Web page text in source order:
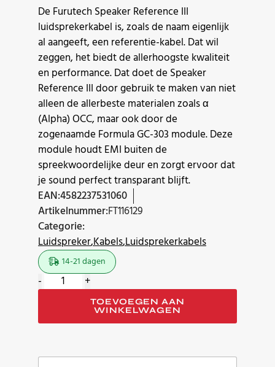
De Furutech Speaker Reference III
luidsprekerkabel is, zoals de naam eigenlijk
al aangeeft, een referentie-kabel. Dat wil
zeggen, het biedt de allerhoogste kwaliteit
en performance. Dat doet de Speaker
Reference III door gebruik te maken van niet
alleen de allerbeste materialen zoals α
(Alpha) OCC, maar ook door de
zogenaamde Formula GC-303 module. Deze
module houdt EMI buiten de
spreekwoordelijke deur en zorgt ervoor dat
je sound perfect transparant blijft.
EAN:4582237531060
Artikelnummer:FT116129
Categorie:
LuidsprekerKabelsLuidsprekerkabels
14-21 dagen
Furutech
Speaker
III
luidsprekerkabel
- +
TOEVOEGEN AAN
WINKELWAGEN